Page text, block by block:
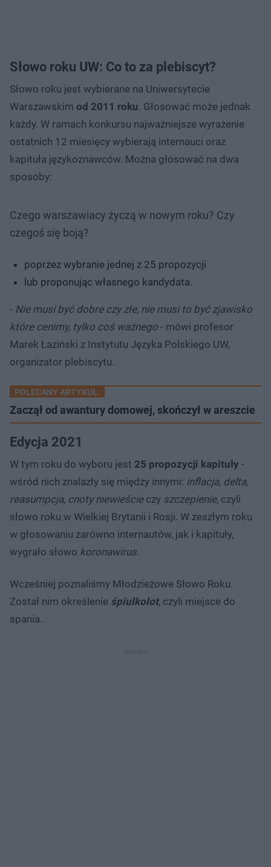
Słowo roku UW: Co to za plebiscyt?
Słowo roku jest wybierane na Uniwersytecie
Warszawskim od 2011 roku. Głosować może jednak
każdy. W ramach konkursu najważniejsze wyrażenie
ostatnich 12 miesięcy wybierają internauci oraz
kapituła językoznawców. Można głosować na dwa
sposoby:
Czego warszawiacy życzą w nowym roku? Czy
czegoś się boją?
poprzez wybranie jednej z 25 propozycji
lub proponując własnego kandydata.
- Nie musi być dobre czy złe, nie musi to być zjawisko
które cenimy, tylko coś ważnego - mówi profesor
Marek Łaziński z Instytutu Języka Polskiego UW,
organizator plebiscytu.
POLECANY ARTYKUŁ:
Zaczął od awantury domowej, skończył w areszcie
Edycja 2021
W tym roku do wyboru jest 25 propozycji kapituły -
wśród nich znalazły się między innymi: inflacja, delta,
reasumpcja, cnoty niewieście czy szczepienie, czyli
słowo roku w Wielkiej Brytanii i Rosji. W zeszłym roku
w głosowaniu zarówno internautów, jak i kapituły,
wygrało słowo koronawirus.
Wcześniej poznaliśmy Młodzieżowe Słowo Roku.
Został nim określenie śpiulkolot, czyli miejsce do
spania.